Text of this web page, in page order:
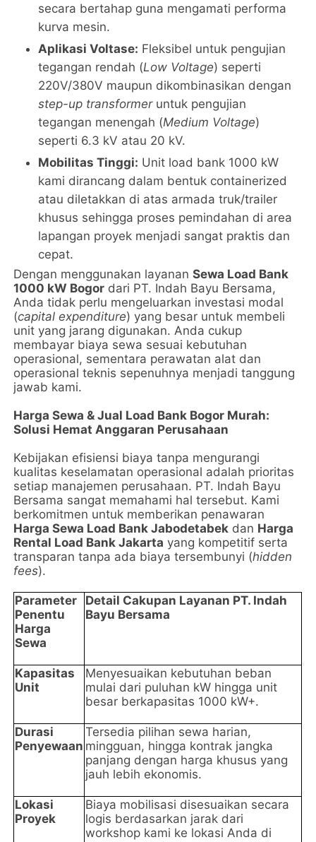
secara bertahap guna mengamati performa
kurva mesin.
Aplikasi Voltase: Fleksibel untuk pengujian
tegangan rendah (Low Voltage) seperti
220V/380V maupun dikombinasikan dengan
step-up transformeruntuk pengujian
tegangan menengah (Medium Voltage)
seperti 6.3 kV atau 20 kV.
Mobilitas Tinggi: Unit load bank 1000 kW
kami dirancang dalam bentuk containerized
atau diletakkan di atas armada truk/trailer
khusus sehingga proses pemindahan di area
lapangan proyek menjadi sangat praktis dan
cepat.
Dengan menggunakan layananSewa Load Bank
1000 kW Bogor dari PT. Indah Bayu Bersama,
Anda tidak perlu mengeluarkan investasi modal
(capital expenditure) yang besar untuk membeli
unit yang jarang digunakan. Anda cukup
membayar biaya sewa sesuai kebutuhan
operasional, sementara perawatan alat dan
operasional teknis sepenuhnya menjadi tanggung
jawab kami.
Harga Sewa & Jual Load Bank Bogor Murah:
Solusi Hemat Anggaran Perusahaan
Kebijakan efisiensi biaya tanpa mengurangi
kualitas keselamatan operasional adalah prioritas
setiap manajemen perusahaan. PT. Indah Bayu
Bersama sangat memahami hal tersebut. Kami
berkomitmen untuk memberikan penawaran
Harga Sewa Load Bank Jabodetabek dan Harga
Rental Load Bank Jakarta yang kompetitif serta
transparan tanpa ada biaya tersembunyi (hidden
fees).
Parameter
Penentu
Harga
Sewa
Detail Cakupan Layanan PT. Indah
Bayu Bersama
Kapasitas
Unit
Menyesuaikan kebutuhan beban
mulai dari puluhan kW hingga unit
besar berkapasitas 1000 kW+.
Durasi
Penyewaan
Tersedia pilihan sewa harian,
mingguan, hingga kontrak jangka
panjang dengan harga khusus yang
jauh lebih ekonomis.
Lokasi
Proyek
Biaya mobilisasi disesuaikan secara
logis berdasarkan jarak dari
workshop kami ke lokasi Anda di